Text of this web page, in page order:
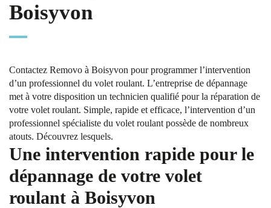
Boisyvon
Contactez Removo à Boisyvon pour programmer l’intervention
d’un professionnel du volet roulant. L’entreprise de dépannage
met à votre disposition un technicien qualifié pour la réparation de
votre volet roulant. Simple, rapide et efficace, l’intervention d’un
professionnel spécialiste du volet roulant possède de nombreux
atouts. Découvrez lesquels.
Une intervention rapide pour le
dépannage de votre volet
roulant à Boisyvon